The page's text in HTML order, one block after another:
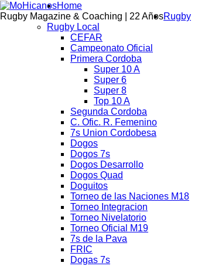
Rugby Magazine & Coaching | 22 Años
Home
Rugby
Rugby Local
CEFAR
Campeonato Oficial
Primera Cordoba
Super 10 A
Super 6
Super 8
Top 10 A
Segunda Cordoba
C. Ofic. R. Femenino
7s Union Cordobesa
Dogos
Dogos 7s
Dogos Desarrollo
Dogos Quad
Doguitos
Torneo de las Naciones M18
Torneo Integracion
Torneo Nivelatorio
Torneo Oficial M19
7s de la Pava
FRIC
Dogas 7s